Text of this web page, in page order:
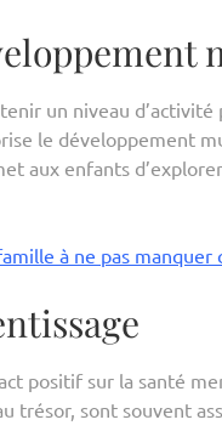
un niveau
le développement
aux enfants
à ne pas manquer
positif sur la santé
trésor, sont souvent